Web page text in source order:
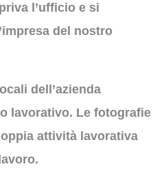
l’ufficio e si
del nostro
dell’azienda
lavorativo. Le fotografie
attività lavorativa